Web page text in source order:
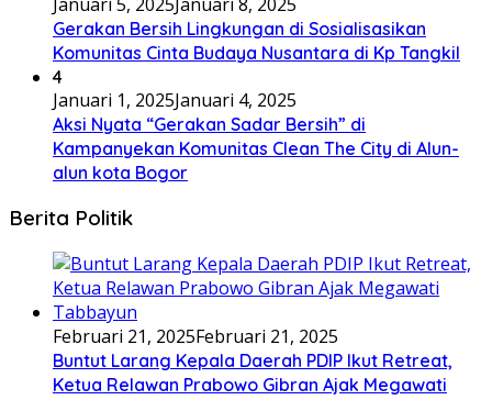
Gerakan Bersih Lingkungan di Sosialisasikan
Komunitas Cinta Budaya Nusantara di Kp Tangkil
4
Januari 1, 2025Januari 4, 2025
Aksi Nyata “Gerakan Sadar Bersih” di
Kampanyekan Komunitas Clean The City di Alun-
alun kota Bogor
Berita Politik
Februari 21, 2025Februari 21, 2025
Buntut Larang Kepala Daerah PDIP Ikut Retreat,
Ketua Relawan Prabowo Gibran Ajak Megawati